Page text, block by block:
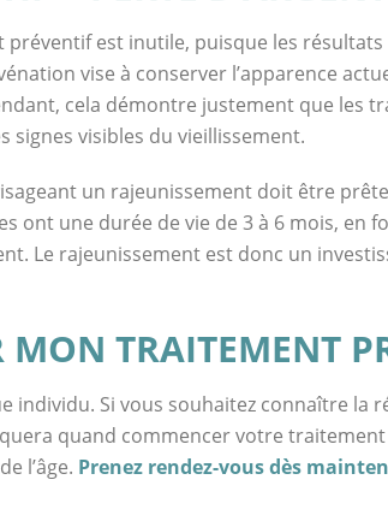
est inutile, puisque les résultats
vise à conserver l’apparence
cela démontre justement que les
visibles du vieillissement.
un rajeunissement doit être
ont une durée de vie de 3 à 6 mois, en
Le rajeunissement est donc un
TRAITEMENT
individu. Si vous souhaitez connaître la
quand commencer votre
l’âge. Prenez rendez-vous dès